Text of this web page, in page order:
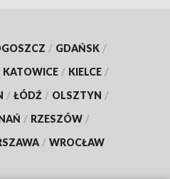
/ GDAŃSK /
KATOWICE / KIELCE /
/ ŁÓDŹ / OLSZTYN /
/ RZESZÓW /
/ WROCŁAW